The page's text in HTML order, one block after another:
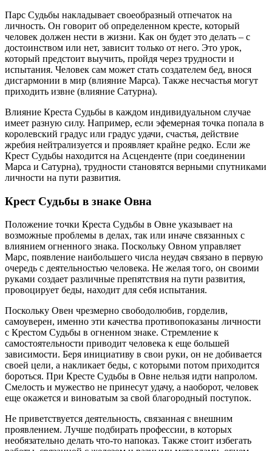
Парс Судьбы накладывает своеобразный отпечаток на
личность. Он говорит об определенном кресте, который
человек должен нести в жизни. Как он будет это делать – с
достоинством или нет, зависит только от него. Это урок,
который предстоит выучить, пройдя через трудности и
испытания. Человек сам может стать создателем бед, внося
дисгармонии в мир (влияние Марса). Также несчастья могут
приходить извне (влияние Сатурна).
Влияние Креста Судьбы в каждом индивидуальном случае
имеет разную силу. Например, если эфемерная точка попала в
королевский градус или градус удачи, счастья, действие
жребия нейтрализуется и проявляет крайне редко. Если же
Крест Судьбы находится на Асценденте (при соединении
Марса и Сатурна), трудности становятся верными спутниками
личности на пути развития.
Крест Судьбы в знаке Овна
Положение точки Креста Судьбы в Овне указывает на
возможные проблемы в делах, так или иначе связанных с
влиянием огненного знака. Поскольку Овном управляет
Марс, появление наибольшего числа неудач связано в первую
очередь с деятельностью человека. Не желая того, он своими
руками создает различные препятствия на пути развития,
провоцирует беды, находит для себя испытания.
Поскольку Овен чрезмерно свободолюбив, горделив,
самоуверен, именно эти качества противопоказаны личности
с Крестом Судьбы в огненном знаке. Стремление к
самостоятельности приводит человека к еще большей
зависимости. Беря инициативу в свои руки, он не добивается
своей цели, а накликает беды, с которыми потом приходится
бороться. При Кресте Судьбы в Овне нельзя идти напролом.
Смелость и мужество не принесут удачу, а наоборот, человек
еще окажется и виноватым за свой благородный поступок.
Не приветствуется деятельность, связанная с внешним
проявлением. Лучше подбирать профессии, в которых
необязательно делать что-то напоказ. Также стоит избегать